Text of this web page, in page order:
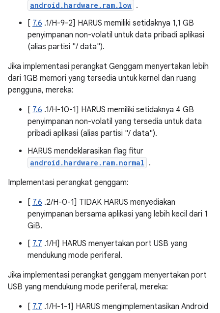
android.hardware.ram.low .
[ 7.6 .1/H-9-2] HARUS memiliki setidaknya 1,1 GB
penyimpanan non-volatil untuk data pribadi aplikasi
(alias partisi "/ data").
Jika implementasi perangkat Genggam menyertakan lebih
dari 1GB memori yang tersedia untuk kernel dan ruang
pengguna, mereka:
[ 7.6 .1/H-10-1] HARUS memiliki setidaknya 4 GB
penyimpanan non-volatil yang tersedia untuk data
pribadi aplikasi (alias partisi "/ data").
HARUS mendeklarasikan flag fitur
android.hardware.ram.normal .
Implementasi perangkat genggam:
[ 7.6 .2/H-0-1] TIDAK HARUS menyediakan
penyimpanan bersama aplikasi yang lebih kecil dari 1
GiB.
[ 7.7 .1/H] HARUS menyertakan port USB yang
mendukung mode periferal.
Jika implementasi perangkat genggam menyertakan port
USB yang mendukung mode periferal, mereka:
[ 7.7 .1/H-1-1] HARUS mengimplementasikan Android